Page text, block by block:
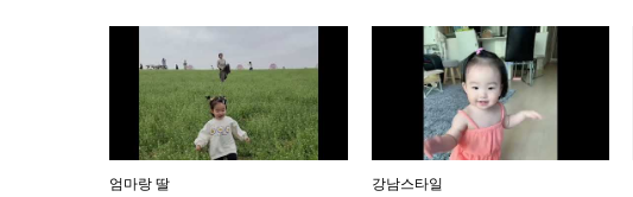
엄마랑 딸 강남스타일